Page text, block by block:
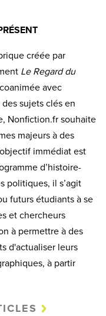
créée par
Le Regard du
avec
sujets clés en
Nonfiction.fr souhaite
majeurs à des
immédiat est
d’histoire-
politiques, il s’agit
futurs étudiants à se
et chercheurs
à permettre à des
d'actualiser leurs
à partir